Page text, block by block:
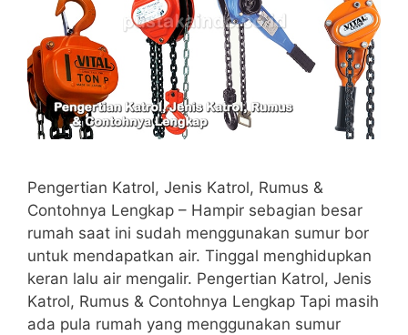
Pengertian Katrol, Jenis Katrol, Rumus &
Contohnya Lengkap – Hampir sebagian besar
rumah saat ini sudah menggunakan sumur bor
untuk mendapatkan air. Tinggal menghidupkan
keran lalu air mengalir. Pengertian Katrol, Jenis
Katrol, Rumus & Contohnya Lengkap Tapi masih
ada pula rumah yang menggunakan sumur